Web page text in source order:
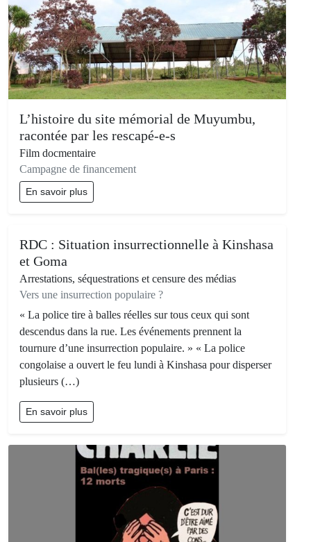
L’histoire du site mémorial de Muyumbu,
racontée par les rescapé-e-s
Film docmentaire
Campagne de financement
En savoir plus
RDC : Situation insurrectionnelle à Kinshasa
et Goma
Arrestations, séquestrations et censure des médias
Vers une insurrection populaire ?
« La police tire à balles réelles sur tous ceux qui sont
descendus dans la rue. Les événements prennent la
tournure d’une insurrection populaire. » « La police
congolaise a ouvert le feu lundi à Kinshasa pour disperser
plusieurs (…)
En savoir plus